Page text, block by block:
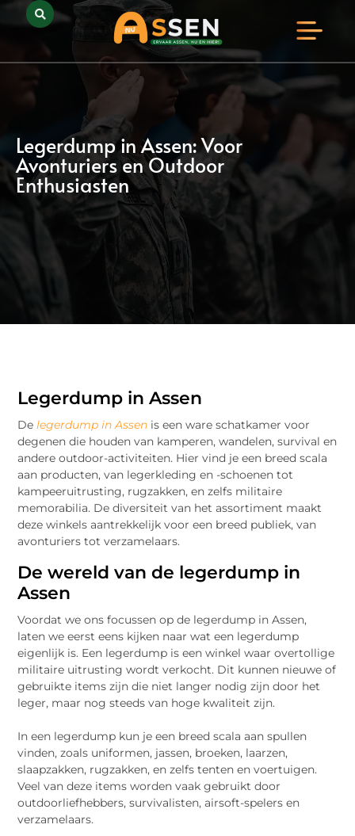
Legerdump in Assen: Voor
Avonturiers en Outdoor
Enthusiasten
Legerdump in Assen
Delegerdump in Assen is een ware schatkamer voor
degenen die houden van kamperen, wandelen, survival en
andere outdoor-activiteiten. Hier vind je een breed scala
aan producten, van legerkleding en -schoenen tot
kampeeruitrusting, rugzakken, en zelfs militaire
memorabilia. De diversiteit van het assortiment maakt
deze winkels aantrekkelijk voor een breed publiek, van
avonturiers tot verzamelaars.
De wereld van de legerdump in
Assen
Voordat we ons focussen op de legerdump in Assen,
laten we eerst eens kijken naar wat een legerdump
eigenlijk is. Een legerdump is een winkel waar overtollige
militaire uitrusting wordt verkocht. Dit kunnen nieuwe of
gebruikte items zijn die niet langer nodig zijn door het
leger, maar nog steeds van hoge kwaliteit zijn.
In een legerdump kun je een breed scala aan spullen
vinden, zoals uniformen, jassen, broeken, laarzen,
slaapzakken, rugzakken, en zelfs tenten en voertuigen.
Veel van deze items worden vaak gebruikt door
outdoorliefhebbers, survivalisten, airsoft-spelers en
verzamelaars.